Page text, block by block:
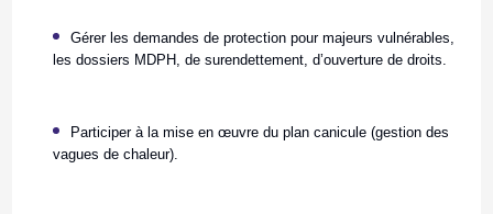
Gérer les demandes de protection pour majeurs vulnérables,
les dossiers MDPH, de surendettement, d’ouverture de droits.
Participer à la mise en œuvre du plan canicule (gestion des
vagues de chaleur).